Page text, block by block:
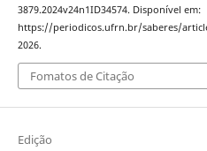
3879.2024v24n1ID34574. Disponível em:
https://periodicos.ufrn.br/saberes/
2026.
Fomatos de Citação
Edição